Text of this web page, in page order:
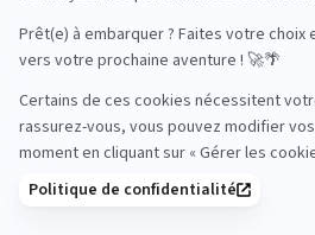
Entre amis
Ethique